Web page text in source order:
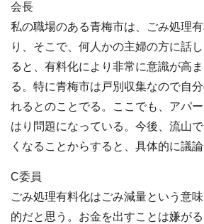
会長
私の職場のある青梅市は、ごみ処理
り、そこで、何人かの主婦の方に話
ると、有料化により非常に意識が高
る。特に青梅市は戸別収集なので自
れるとのことでる。ここでも、アパ
はり問題になっている。今後、流山
くなることからすると、具体的に議論
C委員
ごみ処理有料化はごみ減量という意
的だと思う。お金を出すことは嫌が